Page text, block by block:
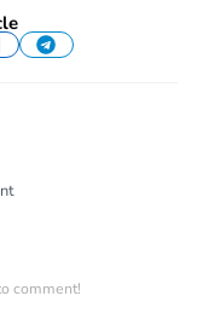
Telegram
comment!